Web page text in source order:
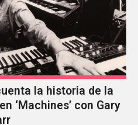
la historia de la
‘Machines’ con Gary